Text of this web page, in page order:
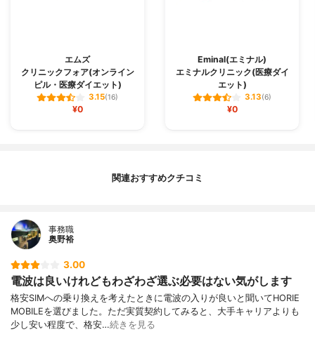
エムズ
クリニックフォア(オンライン
ピル・医療ダイエット)
3.15(16)
¥0
Eminal(エミナル)
エミナルクリニック(医療ダイ
エット)
3.13(6)
¥0
関連おすすめクチコミ
事務職
奥野裕
3.00
電波は良いけれどもわざわざ選ぶ必要はない気がします
格安SIMへの乗り換えを考えたときに電波の入りが良いと聞いてHORIE
MOBILEを選びました。ただ実質契約してみると、大手キャリアよりも
少し安い程度で、格安…続きを見る